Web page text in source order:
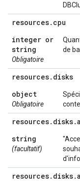
resources. cpu
integer or
string
Obligatoire
de
resources. disks
object
Obligatoire
resources. disks.
string
(facultatif)
resources. disks.